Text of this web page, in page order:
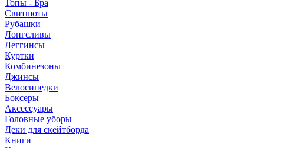
Топы - Бра
Свитшоты
Рубашки
Лонгсливы
Леггинсы
Куртки
Комбинезоны
Джинсы
Велосипедки
Боксеры
Аксессуары
Головные уборы
Деки для скейтборда
Книги